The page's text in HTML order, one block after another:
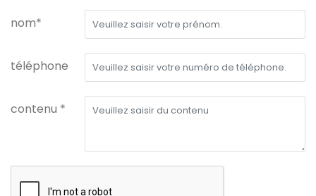
nom*
téléphone
contenu *